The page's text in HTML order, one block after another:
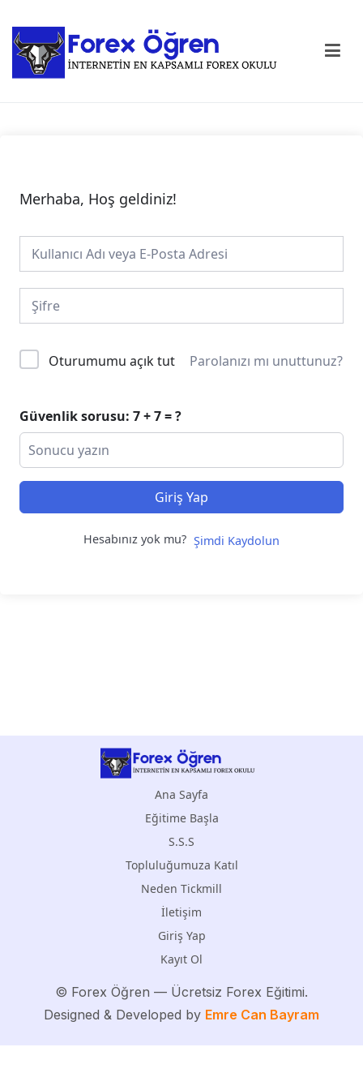
Merhaba, Hoş geldiniz!
Alternative:
Oturumumu açık tut Parolanızı mı unuttunuz?
Güvenlik sorusu: 7 + 7 = ?
Giriş Yap
Hesabınız yok mu? Şimdi Kaydolun
Ana Sayfa
Eğitime Başla
S.S.S
Topluluğumuza Katıl
Neden Tickmill
İletişim
Giriş Yap
Kayıt Ol
© Forex Öğren — Ücretsiz Forex Eğitimi.
Designed & Developed by Emre Can Bayram